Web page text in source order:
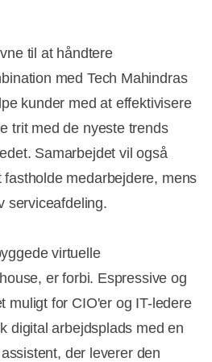
til at håndtere
med Tech Mahindras
kunder med at effektivisere
trit med de nyeste trends
Samarbejdet vil også
medarbejdere, mens
serviceafdeling.
virtuelle
er forbi. Espressive og
muligt for CIO'er og IT-ledere
digital arbejdsplads med en
der leverer den